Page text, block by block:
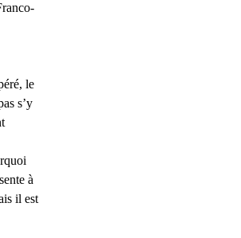
le
s’y
à
il est